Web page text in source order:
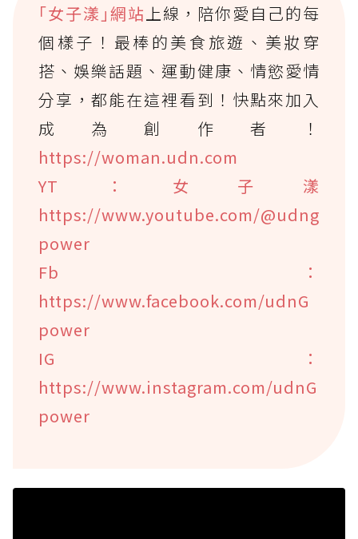
｢女子漾｣網站上線，陪你愛自己的每
個樣子！最棒的美食旅遊、美妝穿
搭、娛樂話題、運動健康、情慾愛情
分享，都能在這裡看到！快點來加入
成為創作者！
https://woman.udn.com
YT：女子漾
https://www.youtube.com/@udng
power
Fb：
https://www.facebook.com/udnG
power
IG：
https://www.instagram.com/udnG
power